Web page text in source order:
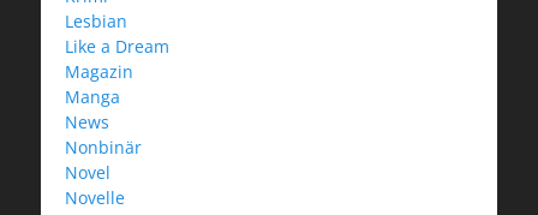
Lesbian
Like a Dream
Magazin
Manga
News
Nonbinär
Novel
Novelle